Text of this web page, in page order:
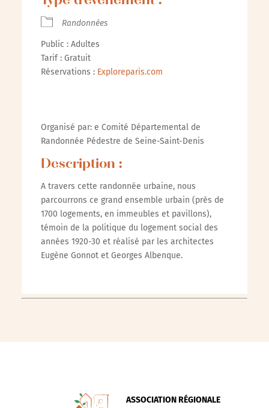
Randonnées
Public : Adultes
Tarif : Gratuit
Réservations : Exploreparis.com
Organisé par: e Comité Départemental de
Randonnée Pédestre de Seine-Saint-Denis
Description :
A travers cette randonnée urbaine, nous
parcourrons ce grand ensemble urbain (près de
1700 logements, en immeubles et pavillons),
témoin de la politique du logement social des
années 1920-30 et réalisé par les architectes
Eugène Gonnot et Georges Albenque.
ASSOCIATION RÉGIONALE